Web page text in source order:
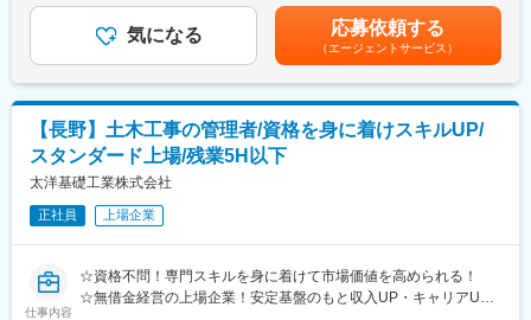
開・年商1,000億円を目指す成長企業且つ安定企業です。
変更の範囲：会社の定める業務
お任せします
(路線：伊那市内を中心とした路線を担当／高速：長野県外の運行
も担当頂きます)
観光や学校行事などにご利用頂く貸切・観光バス運転業務
(長野県外へのバス運行なども担当頂きます)
営業所内の路線は全て担当頂く予定です
■業務内容詳細：
路線バスから高速バスの運転業務を経て、経験などにより貸切・
観光バス業務などへの配置換えがあります。就業場所は本社、駒
ヶ根営業所、松川営業所など希望や居住地を考慮して配属を決定
能性があります。月給(月額)は固定手当を含めた表記です。
気になる 応募依頼する
（エージェントサービス）
【長野】土木工事の管理者/資格を身に着けスキルUP/
スタンダード上場/残業5H以下
太洋基礎工業株式会社
正社員 上場企業
仕事内容
☆資格不問！専門スキルを身に着けて市場価値を高められる！
☆無借金経営の上場企業！安定基盤のもと収入UP・キャリアUP